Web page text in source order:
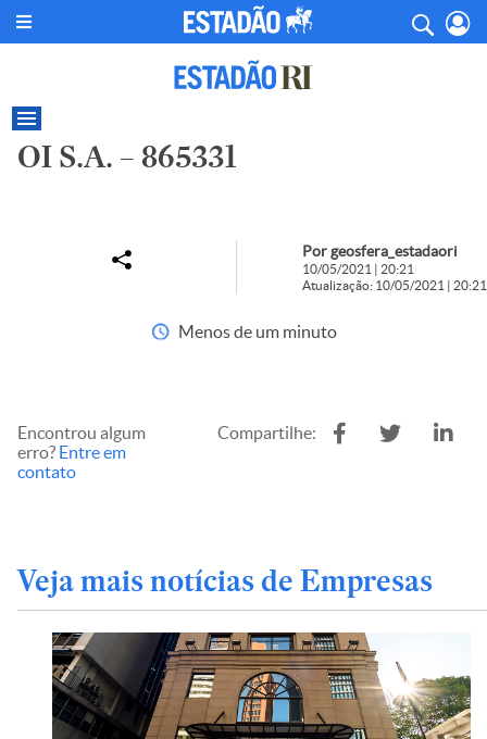
OI S.A. – 865331
Por geosfera_estadaori
10/05/2021 | 20:21
Atualização: 10/05/2021 | 20:21
Menos de um minuto
Encontrou algum
erro? Entre em
contato
Compartilhe:
Veja mais notícias de Empresas